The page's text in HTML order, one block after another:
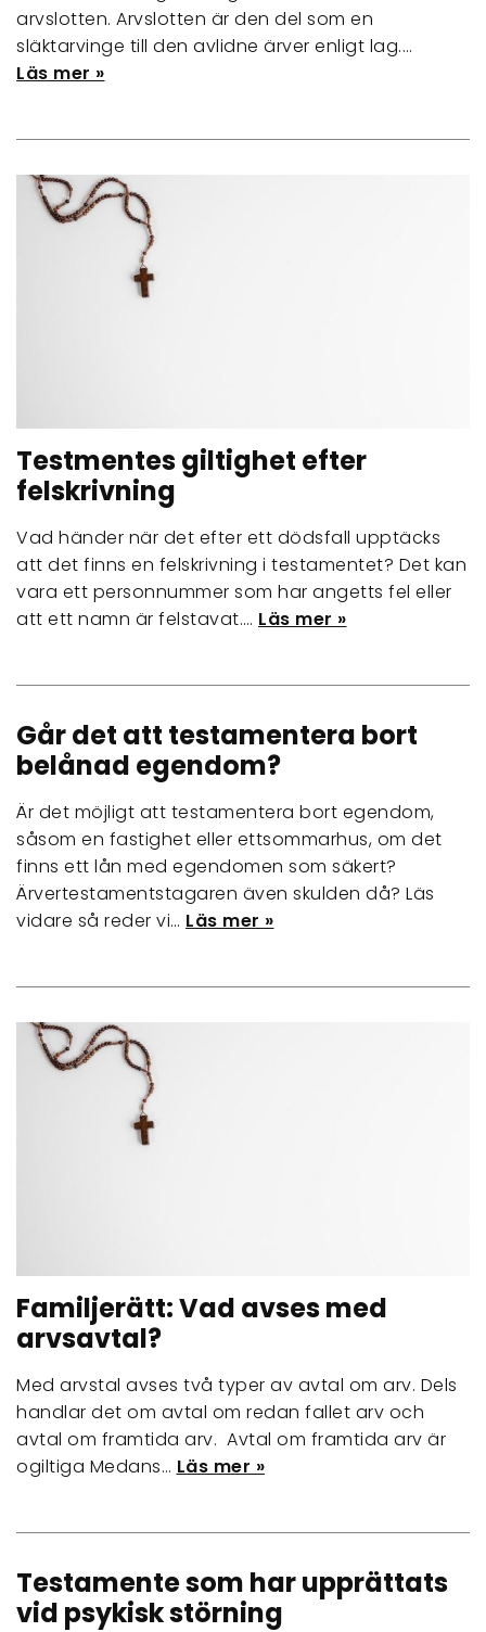
arvslotten. Arvslotten är den del som en
släktarvinge till den avlidne ärver enligt lag.…
Läs mer »
Testmentes giltighet efter
felskrivning
Vad händer när det efter ett dödsfall upptäcks
att det finns en felskrivning i testamentet? Det kan
vara ett personnummer som har angetts fel eller
att ett namn är felstavat.… Läs mer »
Går det att testamentera bort
belånad egendom?
Är det möjligt att testamentera bort egendom,
såsom en fastighet eller ettsommarhus, om det
finns ett lån med egendomen som säkert?
Ärvertestamentstagaren även skulden då? Läs
vidare så reder vi… Läs mer »
Familjerätt: Vad avses med
arvsavtal?
Med arvstal avses två typer av avtal om arv. Dels
handlar det om avtal om redan fallet arv och
avtal om framtida arv. Avtal om framtida arv är
ogiltiga Medans… Läs mer »
Testamente som har upprättats
vid psykisk störning